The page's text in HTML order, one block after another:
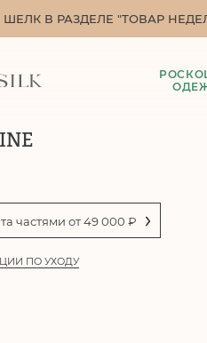
В РАЗДЕЛЕ "ТОВАР
частями от49 000 ₽
ПО УХОДУ